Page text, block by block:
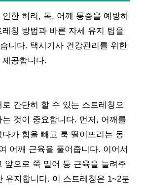
한 허리, 목, 어깨 통증을 예방하
칭 방법과 바른 자세 유지 팁을
니다. 택시기사 건강관리를 위한
공합니다.
간단히 할 수 있는 스트레칭으
것이 중요합니다. 먼저, 어깨를
가 힘을 빼고 툭 떨어뜨리는 동
어깨 근육을 풀어줍니다. 이어서
앞으로 쭉 밀어 등 근육을 늘려주
유지합니다. 이 스트레칭은 1~2분